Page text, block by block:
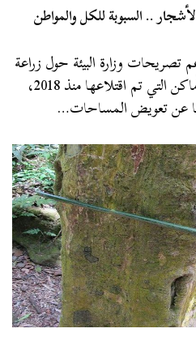
.. السبوبة للكل والمواطن
وزارة البيئة حول زراعة
في الأماكن التي تم اقتلاعها منذ 2018،
عن تعويض المساحات…